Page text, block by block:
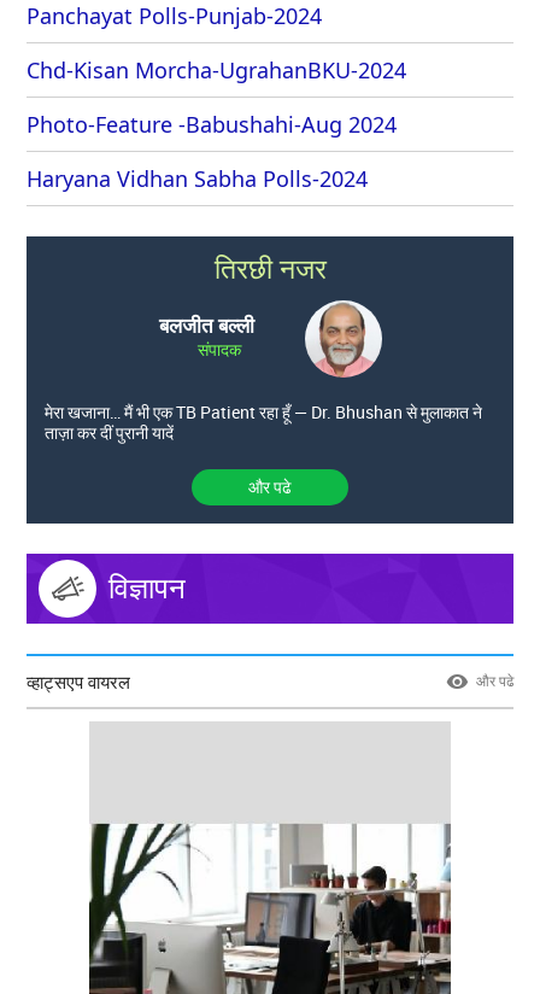
Panchayat Polls-Punjab-2024
Chd-Kisan Morcha-UgrahanBKU-2024
Photo-Feature -Babushahi-Aug 2024
Haryana Vidhan Sabha Polls-2024
तिरछी नजर
बलजीत बल्ली
संपादक
मेरा खजाना… मैं भी एक TB Patient रहा हूँ — Dr. Bhushan से मुलाकात ने
ताज़ा कर दीं पुरानी यादें
और पढे
विज्ञापन
व्हाट्सएप वायरल और पढे